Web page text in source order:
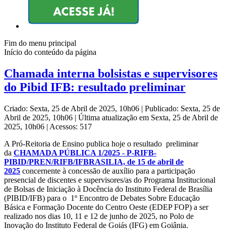
Fim do menu principal
Início do conteúdo da página
Chamada interna bolsistas e supervisores
do Pibid IFB: resultado preliminar
Criado: Sexta, 25 de Abril de 2025, 10h06 | Publicado: Sexta, 25 de
Abril de 2025, 10h06 | Última atualização em Sexta, 25 de Abril de
2025, 10h06 | Acessos: 517
A Pró-Reitoria de Ensino publica hoje o resultado preliminar
da CHAMADA PÚBLICA 1/2025 - P-RIFB-
PIBID/PREN/RIFB/IFBRASILIA, de 15 de abril de
2025 concernente à concessão de auxílio para a participação
presencial de discentes e supervisores/as do Programa Institucional
de Bolsas de Iniciação à Docência do Instituto Federal de Brasília
(PIBID/IFB) para o 1º Encontro de Debates Sobre Educação
Básica e Formação Docente do Centro Oeste (EDEP FOP) a ser
realizado nos dias 10, 11 e 12 de junho de 2025, no Polo de
Inovação do Instituto Federal de Goiás (IFG) em Goiânia.